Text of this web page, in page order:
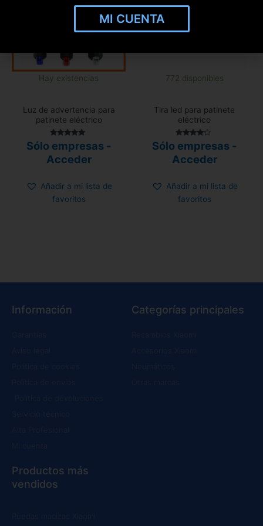
Hay existencias
Luz de advertencia para
patinete eléctrico
Valorado
con
de 5
Sólo empresas -
Acceder
Añadir a mi lista de
favoritos
772 disponibles
Tira led para patinete
eléctrico
Valorado
con
de 5
Sólo empresas -
Acceder
Añadir a mi lista de
favoritos
Información Categorías principales
Productos más
vendidos
MI CUENTA